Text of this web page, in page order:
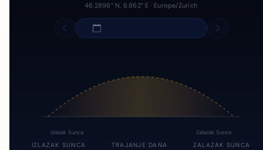
46.2898° N, 6.862° E · Europe/Zurich
Izlazak Sunca Zalazak Sunca
IZLAZAK SUNCA TRAJANJE DANA ZALAZAK SUNCA